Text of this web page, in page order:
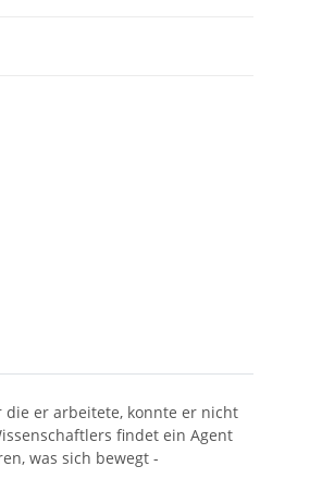
er arbeitete, konnte er nicht
findet ein Agent
was sich bewegt -